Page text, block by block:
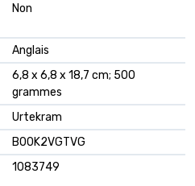
Non
Anglais
6,8 x 6,8 x 18,7 cm; 500
grammes
Urtekram
B00K2VGTVG
1083749